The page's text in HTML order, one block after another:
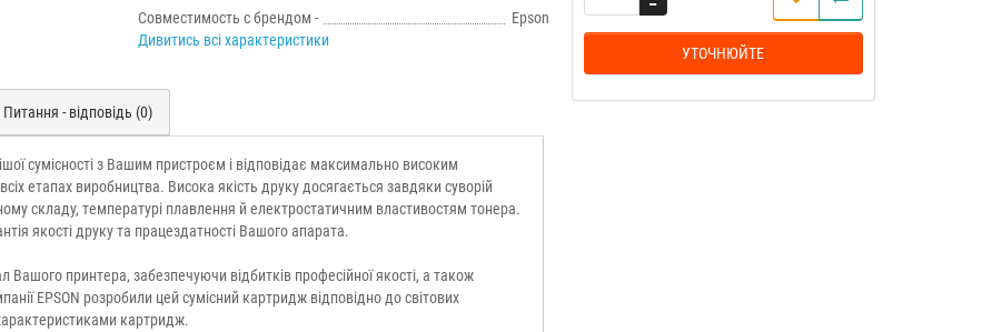
Совместимость с брендом -
Epson
Дивитись всі характеристики
УТОЧНЮЙТЕ
Питання - відповідь (0)
сумісності з Вашим пристроєм і відповідає максимально високим
етапах виробництва. Висока якість друку досягається завдяки суворій
складу, температурі плавлення й електростатичним властивостям тонера.
якості друку та працездатності Вашого апарата.
принтера, забезпечуючи відбитків професійної якості, а також
EPSON розробили цей сумісний картридж відповідно до світових
картридж.